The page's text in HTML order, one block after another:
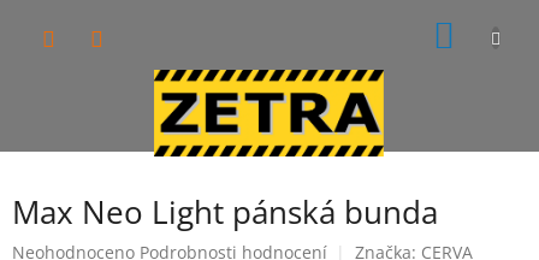
Max Neo Light pánská bunda
Průměrné
Neohodnoceno Podrobnosti hodnocení Značka: CERVA